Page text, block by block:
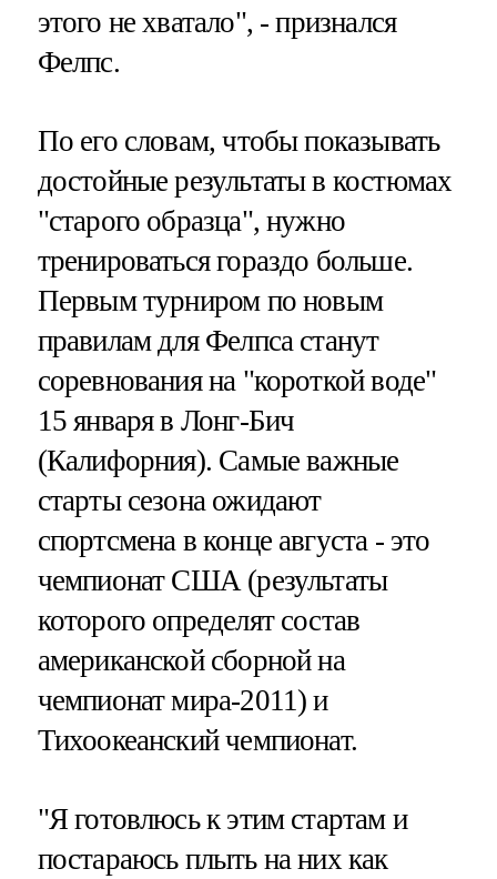
этого не хватало", - признался
Фелпс.
По его словам, чтобы показывать
достойные результаты в костюмах
"старого образца", нужно
тренироваться гораздо больше.
Первым турниром по новым
правилам для Фелпса станут
соревнования на "короткой воде"
15 января в Лонг-Бич
(Калифорния). Самые важные
старты сезона ожидают
спортсмена в конце августа - это
чемпионат США (результаты
которого определят состав
американской сборной на
чемпионат мира-2011) и
Тихоокеанский чемпионат.
"Я готовлюсь к этим стартам и
постараюсь плыть на них как